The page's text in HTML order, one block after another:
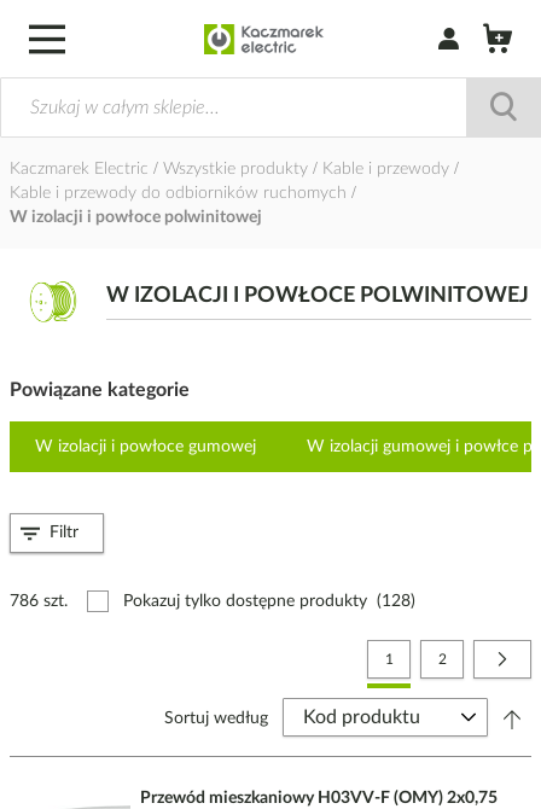
Zaloguj się /
Kaczmarek Electric Wszystkie produkty
Kable i przewody
Kable i przewody do odbiorników ruchomych
W izolacji i powłoce polwinitowej
W IZOLACJI I POWŁOCE POLWINITOWEJ
Powiązane kategorie
W izolacji i powłoce gumowej W izolacji gumowej i powłce
786 szt. Pokazuj tylko dostępne produkty (128)
Strona
Aktualnie czytasz stronę
1 Strona
2
Sortuj według
Przewód mieszkaniowy H03VV-F (OMY) 2x0,75
Filtr